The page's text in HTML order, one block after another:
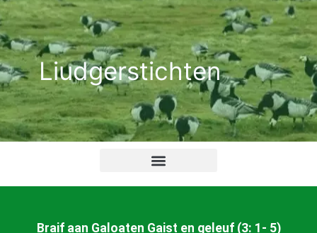
Ga
naar
de
inhoudLiudgerstichten
Braif aan Galoaten Gaist en geleuf (3: 1- 5)